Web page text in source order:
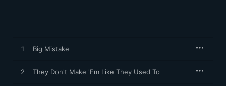
1 Big Mistake
2 They Don't Make 'Em Like They Used To